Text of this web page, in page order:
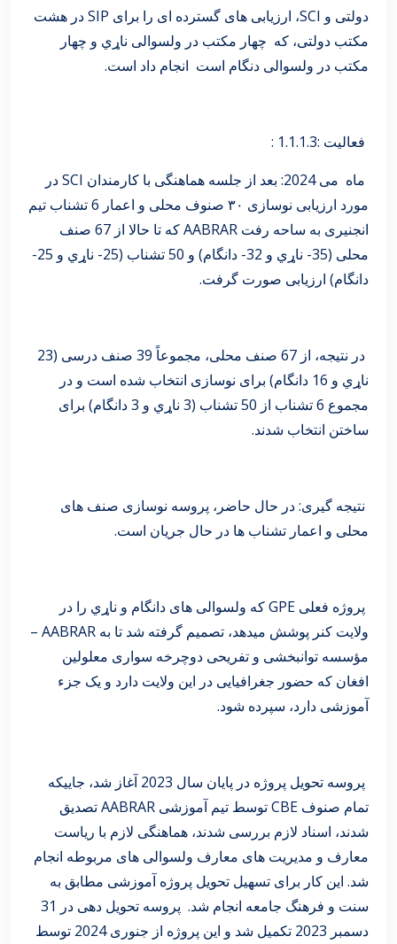
دولتی و SCI، ارزیابی های گسترده ای را برای SIP در هشت
مکتب دولتی، که چهار مکتب در ولسوالی ناړي و چهار
مکتب در ولسوالی دنگام است انجام داد است.
فعالیت :1.1.1.3 :
ماه می 2024: بعد از جلسه هماهنگی با کارمندان SCI در
مورد ارزیابی نوسازی ۳۰ صنوف محلی و اعمار 6 تشناب تیم
انجنیری به ساحه رفت AABRAR که تا حالا از 67 صنف
محلی (35- ناړي و 32- دانگام) و 50 تشناب (25- ناړي و 25-
دانگام) ارزیابی صورت گرفت.
در نتیجه، از 67 صنف محلی، مجموعاً 39 صنف درسی (23
ناړي و 16 دانگام) برای نوسازی انتخاب شده است و در
مجموع 6 تشناب از 50 تشناب (3 ناړي و 3 دانگام) برای
ساختن انتخاب شدند.
نتیجه گیری: در حال حاضر، پروسه نوسازی صنف های
محلی و اعمار تشناب ها در حال جریان است.
پروژه فعلی GPE که ولسوالی های دانگام و ناړي را در
ولایت کنر پوشش میدهد، تصمیم گرفته شد تا به AABRAR –
مؤسسه توانبخشی و تفریحی دوچرخه سواری معلولین
افغان که حضور جغرافیایی در این ولایت دارد و یک جزء
آموزشی دارد، سپرده شود.
پروسه تحویل پروژه در پایان سال 2023 آغاز شد، جاییکه
تمام صنوف CBE توسط تیم آموزشی AABRAR تصدیق
شدند، اسناد لازم بررسی شدند، هماهنگی لازم با ریاست
معارف و مدیریت های معارف ولسوالی های مربوطه انجام
شد. این کار برای تسهیل تحویل پروژه آموزشی مطابق به
سنت و فرهنگ جامعه انجام شد. پروسه تحویل دهی در 31
دسمبر 2023 تکمیل شد و این پروژه از جنوری 2024 توسط